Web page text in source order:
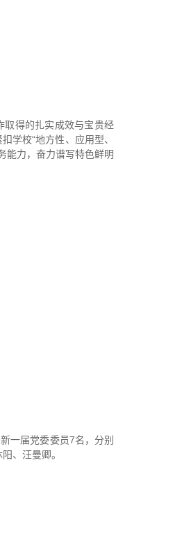
取得的扎实成效与宝贵经
学校“地方性、应用型、
能力，奋力谱写特色鲜明
一届党委委员7名，分别
、汪曼卿。